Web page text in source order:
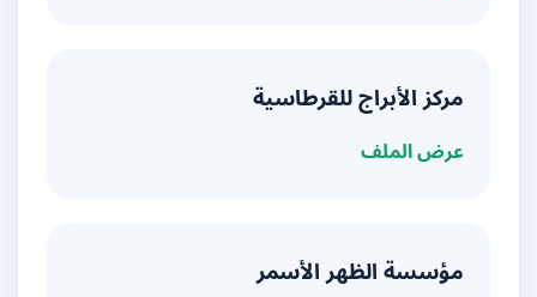
مركز الأبراج للقرطاسية
عرض الملف
مؤسسة الظهر الأسمر